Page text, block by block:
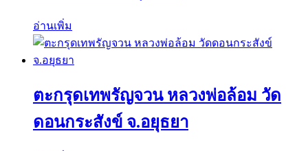
อ่านเพิ่ม
ตะกรุดเทพรัญจวน หลวงพ่อล้อม วัด
ดอนกระสังข์ จ.อยุธยา